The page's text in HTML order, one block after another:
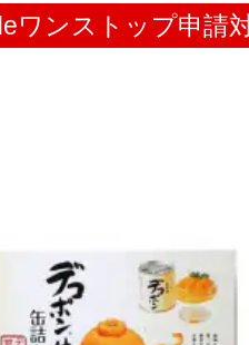
ワンストップ申請